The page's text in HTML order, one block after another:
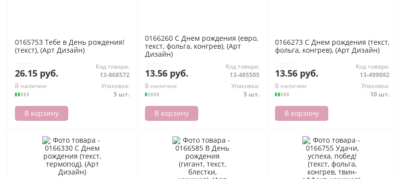
0165753 Тебе в День рождения!
(текст), (Арт Дизайн)
26.15 руб.
Код товара:
13-868572
В наличии
Упаковка:
5 шт.
В корзину
0166260 С Днем рождения (евро,
текст, фольга, конгрев), (Арт
Дизайн)
13.56 руб.
Код товара:
13-485505
В наличии
Упаковка:
5 шт.
В корзину
0166273 С Днем рождения (текст,
фольга, конгрев), (Арт Дизайн)
13.56 руб.
Код товара:
13-499092
В наличии
Упаковка:
10 шт.
В корзину